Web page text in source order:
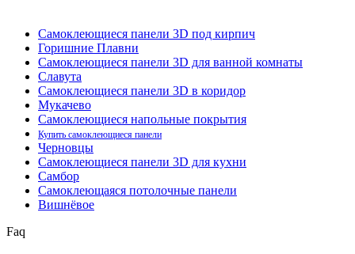
Самоклеющиеся панели 3D под кирпич
Горишние Плавни
Самоклеющиеся панели 3D для ванной комнаты
Славута
Самоклеющиеся панели 3D в коридор
Мукачево
Самоклеющиеся напольные покрытия
Купить самоклеющиеся панели
Черновцы
Самоклеющиеся панели 3D для кухни
Самбор
Самоклеющаяся потолочные панели
Вишнёвое
Faq